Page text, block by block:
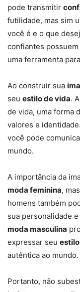
pode transmitir
futilidade, mas sim
você é e o que
confiantes
uma ferramenta
Ao construir sua
seu estilo de vida.
de vida, uma forma
valores e
você pode
mundo.
A importância da
moda feminina,
homens também
sua personalidade
moda masculina
expressar seu
autêntica ao mundo.
Portanto, não